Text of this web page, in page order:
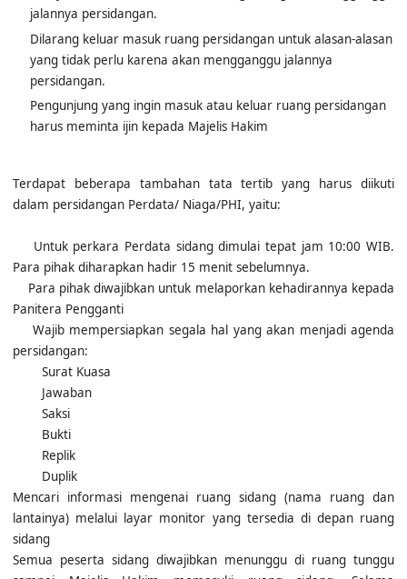
menyebabkan suara masuk ke ruang sidang dan mengganggu
jalannya persidangan.
Dilarang keluar masuk ruang persidangan untuk alasan-alasan
yang tidak perlu karena akan mengganggu jalannya
persidangan.
Pengunjung yang ingin masuk atau keluar ruang persidangan
Terdapat beberapa tambahan tata tertib yang harus diikuti
Untuk perkara Perdata sidang dimulai tepat jam 10:00 WIB.
Para pihak diharapkan hadir 15 menit sebelumnya.
Para pihak diwajibkan untuk melaporkan kehadirannya kepada
Panitera Pengganti
Wajib mempersiapkan segala hal yang akan menjadi agenda
persidangan:
Surat Kuasa
Jawaban
Saksi
Bukti
Replik
Duplik
Mencari informasi mengenai ruang sidang (nama ruang dan
lantainya) melalui layar monitor yang tersedia di depan ruang
sidang